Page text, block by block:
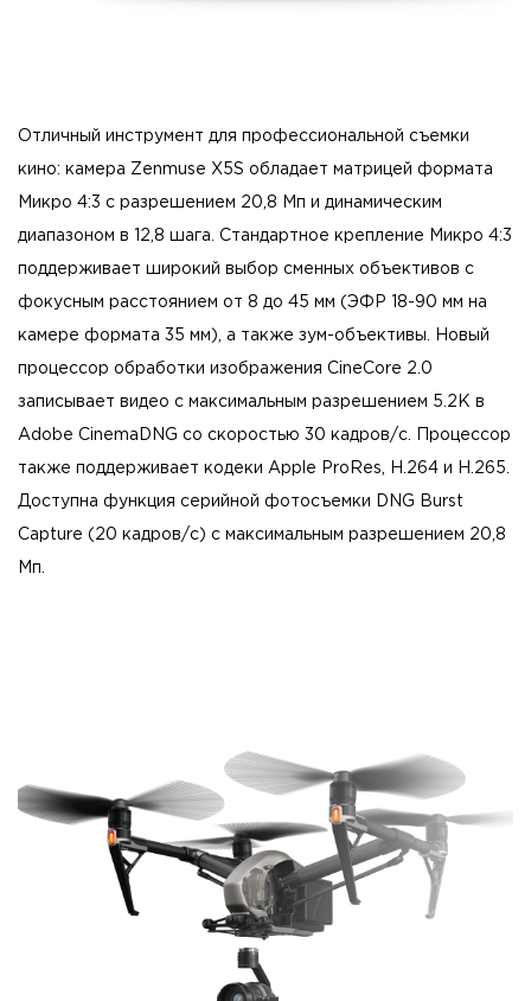
Отличный инструмент для профессиональной съемки
кино: камера Zenmuse X5S обладает матрицей формата
Микро 4:3 с разрешением 20,8 Мп и динамическим
диапазоном в 12,8 шага. Стандартное крепление Микро 4:3
поддерживает широкий выбор сменных объективов с
фокусным расстоянием от 8 до 45 мм (ЭФР 18-90 мм на
камере формата 35 мм), а также зум-объективы. Новый
процессор обработки изображения CineCore 2.0
записывает видео с максимальным разрешением 5.2K в
Adobe CinemaDNG со скоростью 30 кадров/с. Процессор
также поддерживает кодеки Apple ProRes, H.264 и H.265.
Доступна функция серийной фотосъемки DNG Burst
Capture (20 кадров/с) с максимальным разрешением 20,8
Мп.